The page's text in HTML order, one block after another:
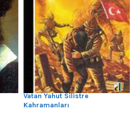
Vatan Yahut Silistre
Kahramanları